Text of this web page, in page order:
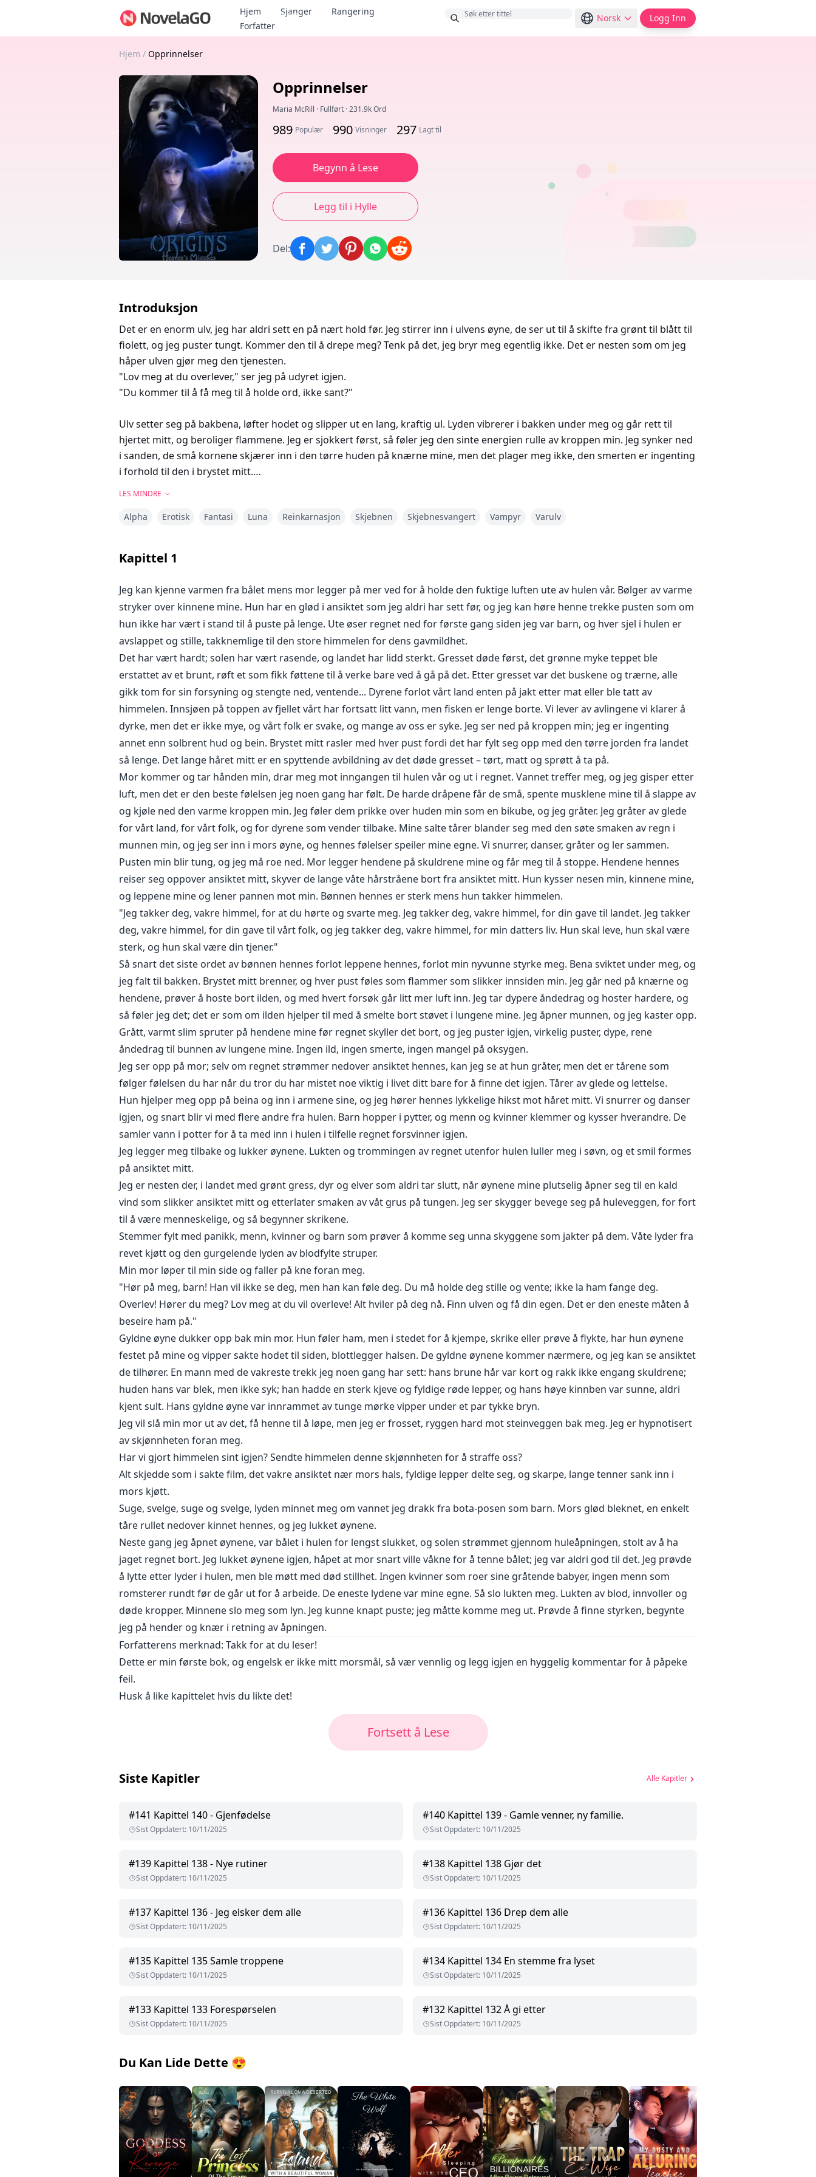
Hjem Sjanger
Rangering
Forfatter
Bonus Norsk Logg Inn
Hjem / Opprinnelser
Opprinnelser
Maria McRill · Fullført ·231.9k Ord
989 Populær 990 Visninger 297 Lagt til
Begynn å Lese
Legg til i Hylle
Del:
Introduksjon
Det er en enorm ulv, jeg har aldri sett en på nært hold før. Jeg stirrer inn i ulvens øyne, de ser ut til å skifte fra grønt til blått til
fiolett, og jeg puster tungt. Kommer den til å drepe meg? Tenk på det, jeg bryr meg egentlig ikke. Det er nesten som om jeg
håper ulven gjør meg den tjenesten.
"Lov meg at du overlever," ser jeg på udyret igjen.
"Du kommer til å få meg til å holde ord, ikke sant?"
Ulv setter seg på bakbena, løfter hodet og slipper ut en lang, kraftig ul. Lyden vibrerer i bakken under meg og går rett til
hjertet mitt, og beroliger flammene. Jeg er sjokkert først, så føler jeg den sinte energien rulle av kroppen min. Jeg synker ned
i sanden, de små kornene skjærer inn i den tørre huden på knærne mine, men det plager meg ikke, den smerten er ingenting
i forhold til den i brystet mitt.
ganger og tar deretter plass ved siden av meg, klynker litt før den sjokkerer meg ved å legge sitt kolossale hode i fanget mitt.
***Når Gudinnen ønsker å gjøre sin sønn lykkelig, har hun ingen anelse om at hennes handlinger vil resultere i to nye arter
og forsegle skjebnen til en jente.
LES MINDRE
Alpha Erotisk Fantasi Luna Reinkarnasjon Skjebnen Skjebnesvangert Vampyr Varulv
Kapittel 1
Jeg kan kjenne varmen fra bålet mens mor legger på mer ved for å holde den fuktige luften ute av hulen vår. Bølger av varme
stryker over kinnene mine. Hun har en glød i ansiktet som jeg aldri har sett før, og jeg kan høre henne trekke pusten som om
hun ikke har vært i stand til å puste på lenge. Ute øser regnet ned for første gang siden jeg var barn, og hver sjel i hulen er
avslappet og stille, takknemlige til den store himmelen for dens gavmildhet.
Det har vært hardt; solen har vært rasende, og landet har lidd sterkt. Gresset døde først, det grønne myke teppet ble
erstattet av et brunt, røft et som fikk føttene til å verke bare ved å gå på det. Etter gresset var det buskene og trærne, alle
gikk tom for sin forsyning og stengte ned, ventende... Dyrene forlot vårt land enten på jakt etter mat eller ble tatt av
himmelen. Innsjøen på toppen av fjellet vårt har fortsatt litt vann, men fisken er lenge borte. Vi lever av avlingene vi klarer å
dyrke, men det er ikke mye, og vårt folk er svake, og mange av oss er syke. Jeg ser ned på kroppen min; jeg er ingenting
annet enn solbrent hud og bein. Brystet mitt rasler med hver pust fordi det har fylt seg opp med den tørre jorden fra landet
så lenge. Det lange håret mitt er en spyttende avbildning av det døde gresset – tørt, matt og sprøtt å ta på.
Mor kommer og tar hånden min, drar meg mot inngangen til hulen vår og ut i regnet. Vannet treffer meg, og jeg gisper etter
luft, men det er den beste følelsen jeg noen gang har følt. De harde dråpene får de små, spente musklene mine til å slappe av
og kjøle ned den varme kroppen min. Jeg føler dem prikke over huden min som en bikube, og jeg gråter. Jeg gråter av glede
for vårt land, for vårt folk, og for dyrene som vender tilbake. Mine salte tårer blander seg med den søte smaken av regn i
munnen min, og jeg ser inn i mors øyne, og hennes følelser speiler mine egne. Vi snurrer, danser, gråter og ler sammen.
Pusten min blir tung, og jeg må roe ned. Mor legger hendene på skuldrene mine og får meg til å stoppe. Hendene hennes
reiser seg oppover ansiktet mitt, skyver de lange våte hårstråene bort fra ansiktet mitt. Hun kysser nesen min, kinnene mine,
og leppene mine og lener pannen mot min. Bønnen hennes er sterk mens hun takker himmelen.
"Jeg takker deg, vakre himmel, for at du hørte og svarte meg. Jeg takker deg, vakre himmel, for din gave til landet. Jeg takker
deg, vakre himmel, for din gave til vårt folk, og jeg takker deg, vakre himmel, for min datters liv. Hun skal leve, hun skal være
sterk, og hun skal være din tjener."
Så snart det siste ordet av bønnen hennes forlot leppene hennes, forlot min nyvunne styrke meg. Bena sviktet under meg, og
jeg falt til bakken. Brystet mitt brenner, og hver pust føles som flammer som slikker innsiden min. Jeg går ned på knærne og
hendene, prøver å hoste bort ilden, og med hvert forsøk går litt mer luft inn. Jeg tar dypere åndedrag og hoster hardere, og
så føler jeg det; det er som om ilden hjelper til med å smelte bort støvet i lungene mine. Jeg åpner munnen, og jeg kaster opp.
Grått, varmt slim spruter på hendene mine før regnet skyller det bort, og jeg puster igjen, virkelig puster, dype, rene
åndedrag til bunnen av lungene mine. Ingen ild, ingen smerte, ingen mangel på oksygen.
Jeg ser opp på mor; selv om regnet strømmer nedover ansiktet hennes, kan jeg se at hun gråter, men det er tårene som
følger følelsen du har når du tror du har mistet noe viktig i livet ditt bare for å finne det igjen. Tårer av glede og lettelse.
Hun hjelper meg opp på beina og inn i armene sine, og jeg hører hennes lykkelige hikst mot håret mitt. Vi snurrer og danser
igjen, og snart blir vi med flere andre fra hulen. Barn hopper i pytter, og menn og kvinner klemmer og kysser hverandre. De
samler vann i potter for å ta med inn i hulen i tilfelle regnet forsvinner igjen.
Jeg legger meg tilbake og lukker øynene. Lukten og trommingen av regnet utenfor hulen luller meg i søvn, og et smil formes
på ansiktet mitt.
Jeg er nesten der, i landet med grønt gress, dyr og elver som aldri tar slutt, når øynene mine plutselig åpner seg til en kald
vind som slikker ansiktet mitt og etterlater smaken av våt grus på tungen. Jeg ser skygger bevege seg på huleveggen, for fort
til å være menneskelige, og så begynner skrikene.
Stemmer fylt med panikk, menn, kvinner og barn som prøver å komme seg unna skyggene som jakter på dem. Våte lyder fra
revet kjøtt og den gurgelende lyden av blodfylte struper.
Min mor løper til min side og faller på kne foran meg.
"Hør på meg, barn! Han vil ikke se deg, men han kan føle deg. Du må holde deg stille og vente; ikke la ham fange deg.
Overlev! Hører du meg? Lov meg at du vil overleve! Alt hviler på deg nå. Finn ulven og få din egen. Det er den eneste måten å
beseire ham på."
Gyldne øyne dukker opp bak min mor. Hun føler ham, men i stedet for å kjempe, skrike eller prøve å flykte, har hun øynene
festet på mine og vipper sakte hodet til siden, blottlegger halsen. De gyldne øynene kommer nærmere, og jeg kan se ansiktet
de tilhører. En mann med de vakreste trekk jeg noen gang har sett: hans brune hår var kort og rakk ikke engang skuldrene;
huden hans var blek, men ikke syk; han hadde en sterk kjeve og fyldige røde lepper, og hans høye kinnben var sunne, aldri
kjent sult. Hans gyldne øyne var innrammet av tunge mørke vipper under et par tykke bryn.
Jeg vil slå min mor ut av det, få henne til å løpe, men jeg er frosset, ryggen hard mot steinveggen bak meg. Jeg er hypnotisert
av skjønnheten foran meg.
Har vi gjort himmelen sint igjen? Sendte himmelen denne skjønnheten for å straffe oss?
Alt skjedde som i sakte film, det vakre ansiktet nær mors hals, fyldige lepper delte seg, og skarpe, lange tenner sank inn i
mors kjøtt.
Suge, svelge, suge og svelge, lyden minnet meg om vannet jeg drakk fra bota-posen som barn. Mors glød bleknet, en enkelt
tåre rullet nedover kinnet hennes, og jeg lukket øynene.
Neste gang jeg åpnet øynene, var bålet i hulen for lengst slukket, og solen strømmet gjennom huleåpningen, stolt av å ha
jaget regnet bort. Jeg lukket øynene igjen, håpet at mor snart ville våkne for å tenne bålet; jeg var aldri god til det. Jeg prøvde
å lytte etter lyder i hulen, men ble møtt med død stillhet. Ingen kvinner som roer sine gråtende babyer, ingen menn som
romsterer rundt før de går ut for å arbeide. De eneste lydene var mine egne. Så slo lukten meg. Lukten av blod, innvoller og
døde kropper. Minnene slo meg som lyn. Jeg kunne knapt puste; jeg måtte komme meg ut. Prøvde å finne styrken, begynte
jeg på hender og knær i retning av åpningen.
Forfatterens merknad: Takk for at du leser!
Dette er min første bok, og engelsk er ikke mitt morsmål, så vær vennlig og legg igjen en hyggelig kommentar for å påpeke
feil.
Husk å like kapittelet hvis du likte det!
Fortsett å Lese
Siste Kapitler Alle Kapitler
#141 Kapittel 140 - Gjenfødelse
Sist Oppdatert: 10/11/2025
#140 Kapittel 139 - Gamle venner, ny familie.
Sist Oppdatert: 10/11/2025
#139 Kapittel 138 - Nye rutiner
Sist Oppdatert: 10/11/2025
#138 Kapittel 138 Gjør det
Sist Oppdatert: 10/11/2025
#137 Kapittel 136 - Jeg elsker dem alle
Sist Oppdatert: 10/11/2025
#136 Kapittel 136 Drep dem alle
Sist Oppdatert: 10/11/2025
#135 Kapittel 135 Samle troppene
Sist Oppdatert: 10/11/2025
#134 Kapittel 134 En stemme fra lyset
Sist Oppdatert: 10/11/2025
#133 Kapittel 133 Forespørselen
Sist Oppdatert: 10/11/2025
#132 Kapittel 132 Å gi etter
Sist Oppdatert: 10/11/2025
Du Kan Lide Dette 😍